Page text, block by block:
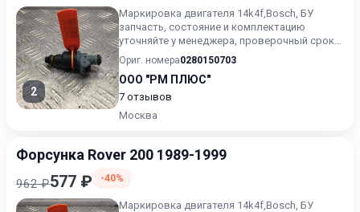
2
Маркировка двигателя 14k4f,Bosch, БУ
запчасть, состояние и комплектацию
уточняйте у менеджера, проверочный срок
от 14 до 30 дней.
Ориг. номера0280150703
ООО "РМ ПЛЮС"
7 отзывов
Москва
Форсунка Rover 200 1989-1999
962 ₽577 ₽ -40%
Маркировка двигателя 14k4f,Bosch, БУ